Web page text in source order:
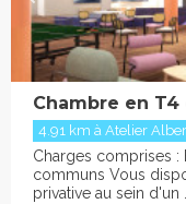
Chambre en
4.91 km à Atelier
Charges comprises :
communs Vous
privative au sein d'un